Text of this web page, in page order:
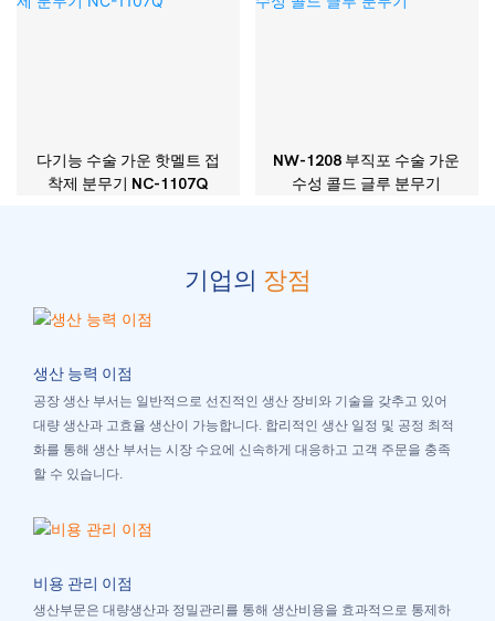
다기능 수술 가운 핫멜트 접
착제 분무기 NC-1107Q
NW-1208 부직포 수술 가운
수성 콜드 글루 분무기
기업의 장점
생산 능력 이점
공장 생산 부서는 일반적으로 선진적인 생산 장비와 기술을 갖추고 있어
대량 생산과 고효율 생산이 가능합니다. 합리적인 생산 일정 및 공정 최적
화를 통해 생산 부서는 시장 수요에 신속하게 대응하고 고객 주문을 충족
할 수 있습니다.
비용 관리 이점
생산부문은 대량생산과 정밀관리를 통해 생산비용을 효과적으로 통제하